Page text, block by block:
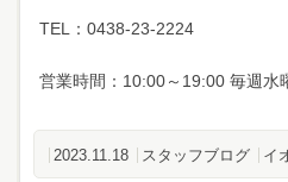
TEL：0438-23-2224
営業時間：10:00～19:00 毎週水
2023.11.18 スタッフブログ イ